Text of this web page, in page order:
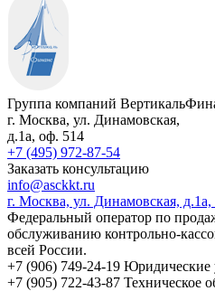
Группа компаний
г. Москва, ул. Динамовская,
д.1а, оф. 514
+7 (495) 972-87-54
Заказать консультацию
info@asckkt.ru
г. Москва, ул. Динамовская,
Федеральный оператор по
обслуживанию контрольно-
всей России.
+7 (906) 749-24-19 Юридические
+7 (905) 722-43-87 Техническое